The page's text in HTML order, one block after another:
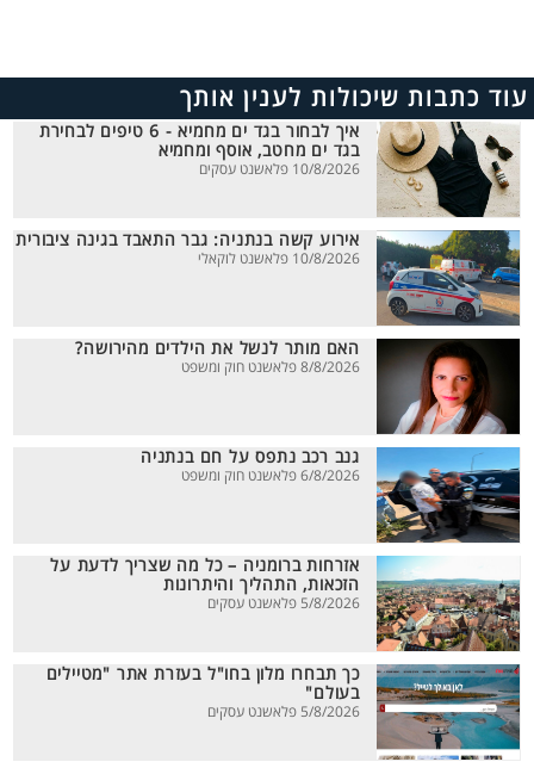
עוד כתבות שיכולות לענין אותך
איך לבחור בגד ים מחמיא - 6 טיפים לבחירת
בגד ים מחטב, אוסף ומחמיא
10/8/2026 פלאשנט עסקים
אירוע קשה בנתניה: גבר התאבד בגינה ציבורית
10/8/2026 פלאשנט לוקאלי
האם מותר לנשל את הילדים מהירושה?
8/8/2026 פלאשנט חוק ומשפט
גנב רכב נתפס על חם בנתניה
6/8/2026 פלאשנט חוק ומשפט
אזרחות ברומניה – כל מה שצריך לדעת על
הזכאות, התהליך והיתרונות
5/8/2026 פלאשנט עסקים
כך תבחרו מלון בחו"ל בעזרת אתר "מטיילים
בעולם"
5/8/2026 פלאשנט עסקים